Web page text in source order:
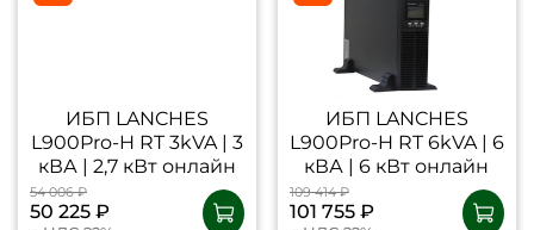
ИБП LANCHES
L900Pro-H RT 3kVA | 3
кВА | 2,7 кВт онлайн
54 006 ₽
50 225 ₽
ИБП LANCHES
L900Pro-H RT 6kVA | 6
кВА | 6 кВт онлайн
109 414 ₽
101 755 ₽